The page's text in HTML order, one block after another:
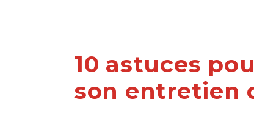
10 astuces
son entretien